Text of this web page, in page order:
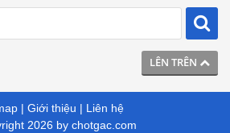
LÊN TRÊN
| Giới thiệu | Liên hệ
2026 by chotgac.com